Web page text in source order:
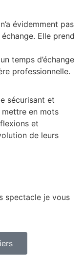
évidemment pas
Elle prend
temps d’échange
professionnelle.
sécurisant et
en mots
et
de leurs
spectacle je vous